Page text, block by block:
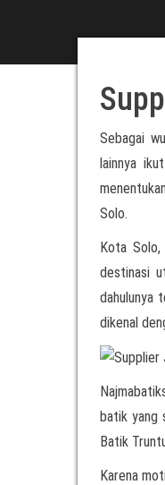
Sebagai
lainnya
Solo.
Kota
destinasi
dahulunya
dikenal
batik yang
Batik
Karena